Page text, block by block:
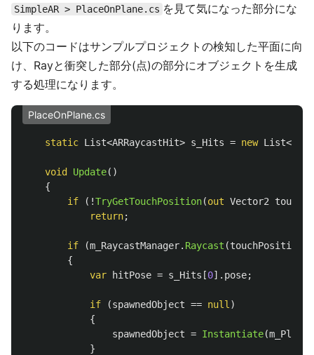
SimpleAR > PlaceOnPlane.cs を見て気になった部分にな
ります。
以下のコードはサンプルプロジェクトの検知した平面に向
け、Rayと衝突した部分(点)の部分にオブジェクトを生成
する処理になります。
PlaceOnPlane.cs
static List<ARRaycastHit> s_Hits = new List<
void Update()
{
if
(!TryGetTouchPosition(out Vector2
return;
if (m_RaycastManager. Raycast (touchPosition
{
var hitPose = s_Hits [0]. pose;
if (spawnedObject == null )
{
spawnedObject = Instantiate(
}